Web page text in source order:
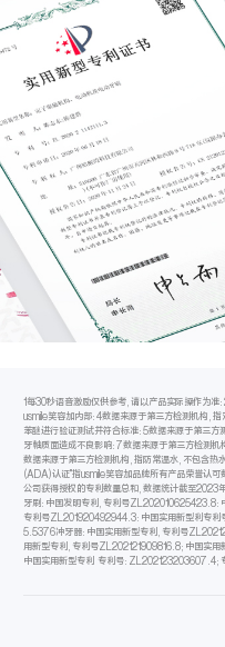
1每30秒语音激励仅供参考,请以产品实际操作为
usmile笑容加内部:4数据来源于第三方检测机构,指
苯醚进行验证测试并符合标准:5数据来源于第三
牙軸质面造成不良影响:7数据来源于第三方检测
数据来源于第三方检测机构,指防常温水,不包含热
(ADA)认证"指usmile笑容加品牌所有产品荣誉认可
公司获得授权的专利数量总和,数据统计截至2023
牙刷:中国发明专利,专利号ZL202010625423.8:
专利号ZL201920492944.3:中国实用新型利专
5.5376冲牙器:中国实用新型专利,专利号
用新型专利,专利号ZL202121909816.8;中国实
中国实用新型专利 专利号:ZL202123203607.4;